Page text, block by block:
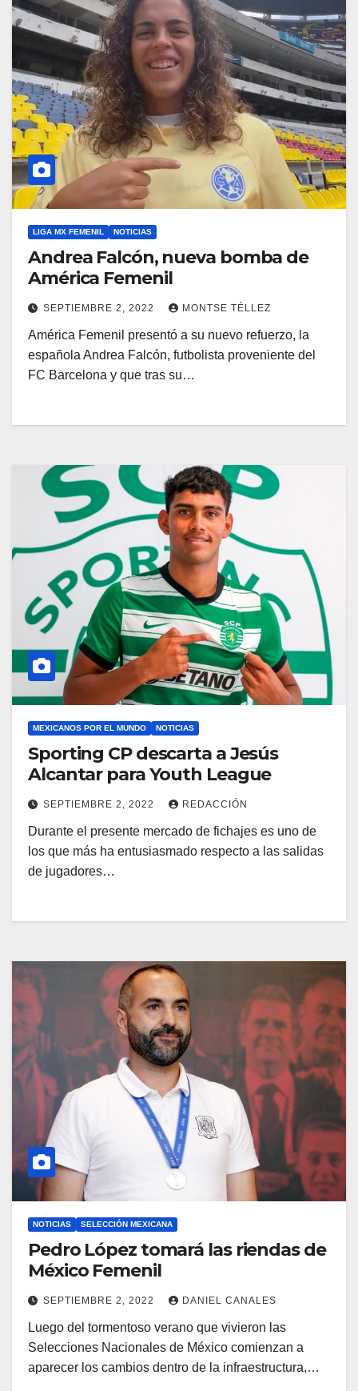
LIGA MX FEMENIL NOTICIAS
Andrea Falcón, nueva bomba de
América Femenil
SEPTIEMBRE 2, 2022 MONTSE TÉLLEZ
América Femenil presentó a su nuevo refuerzo, la
española Andrea Falcón, futbolista proveniente del
FC Barcelona y que tras su…
MEXICANOS POR EL MUNDO NOTICIAS
Sporting CP descarta a Jesús
Alcantar para Youth League
SEPTIEMBRE 2, 2022 REDACCIÓN
Durante el presente mercado de fichajes es uno de
los que más ha entusiasmado respecto a las salidas
de jugadores…
NOTICIAS SELECCIÓN MEXICANA
Pedro López tomará las riendas de
México Femenil
SEPTIEMBRE 2, 2022 DANIEL CANALES
Luego del tormentoso verano que vivieron las
Selecciones Nacionales de México comienzan a
aparecer los cambios dentro de la infraestructura,…